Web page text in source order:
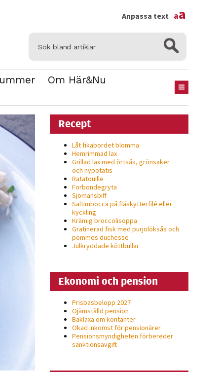
Om Här&Nu
Anpassa text aa
Recept
Låt fikabordet blomma
Hemrimmad lax
Grillad lax med örtsås, grönsaker
och nypotatis
Ratatouille
Forbondegryta
Sjömansbiff
Saltimbocca på fläsk­ytterfilé eller
kyckling
Krämig broccolisoppa
Gratinerad fisk med purjolöksås och
pommes duchesse
Julkryddade köttbullar
Ekonomi och pension
Prisbasbelopp 2027
Ojämställd pension
Bakläxa om kontanter
Ökad inkomst för pensionärer
Pensionsmyndigheten förbereder
sanktionsavgift